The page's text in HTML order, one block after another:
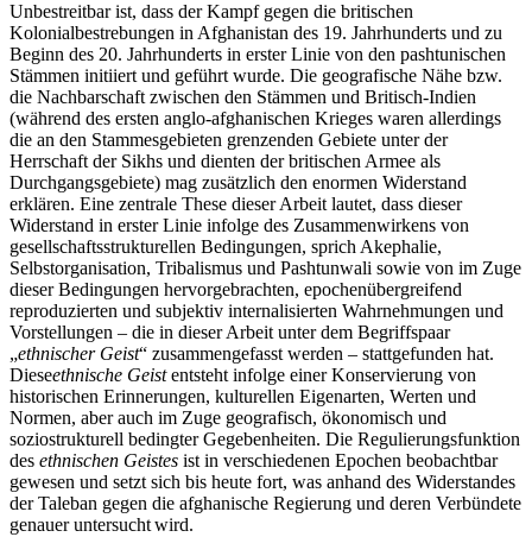
Unbestreitbar ist, dass der Kampf gegen die britischen
Kolonialbestrebungen in Afghanistan des 19. Jahrhunderts und zu
Beginn des 20. Jahrhunderts in erster Linie von den pashtunischen
Stämmen initiiert und geführt wurde. Die geografische Nähe bzw.
die Nachbarschaft zwischen den Stämmen und Britisch-Indien
(während des ersten anglo-afghanischen Krieges waren allerdings
die an den Stammesgebieten grenzenden Gebiete unter der
Herrschaft der Sikhs und dienten der britischen Armee als
Durchgangsgebiete) mag zusätzlich den enormen Widerstand
erklären. Eine zentrale These dieser Arbeit lautet, dass dieser
Widerstand in erster Linie infolge des Zusammenwirkens von
gesellschaftsstrukturellen Bedingungen, sprich Akephalie,
Selbstorganisation, Tribalismus und Pashtunwali sowie von im Zuge
dieser Bedingungen hervorgebrachten, epochenübergreifend
reproduzierten und subjektiv internalisierten Wahrnehmungen und
Vorstellungen – die in dieser Arbeit unter dem Begriffspaar
„ethnischer Geist“ zusammengefasst werden – stattgefunden hat.
Dieseethnische Geistentsteht infolge einer Konservierung von
historischen Erinnerungen, kulturellen Eigenarten, Werten und
Normen, aber auch im Zuge geografisch, ökonomisch und
soziostrukturell bedingter Gegebenheiten. Die Regulierungsfunktion
des ethnischen Geistes ist in verschiedenen Epochen beobachtbar
gewesen und setzt sich bis heute fort, was anhand des Widerstandes
der Taleban gegen die afghanische Regierung und deren Verbündete
genauer untersucht wird.